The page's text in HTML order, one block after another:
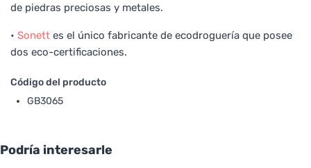
de piedras preciosas y metales.
• Sonett es el único fabricante de ecodroguería que posee
dos eco-certificaciones.
Código del producto
GB3065
Podría interesarle